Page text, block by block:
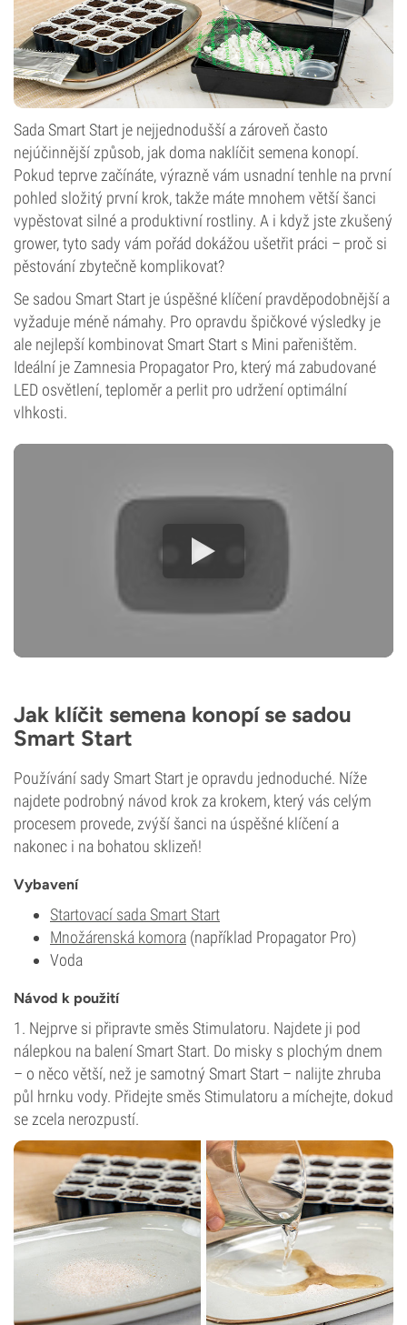
Sada Smart Start je nejjednodušší a zároveň často
nejúčinnější způsob, jak doma naklíčit semena konopí.
Pokud teprve začínáte, výrazně vám usnadní tenhle na první
pohled složitý první krok, takže máte mnohem větší šanci
vypěstovat silné a produktivní rostliny. A i když jste zkušený
grower, tyto sady vám pořád dokážou ušetřit práci – proč si
pěstování zbytečně komplikovat?
Se sadou Smart Start je úspěšné klíčení pravděpodobnější a
vyžaduje méně námahy. Pro opravdu špičkové výsledky je
ale nejlepší kombinovat Smart Start s Mini pařeništěm.
Ideální je Zamnesia Propagator Pro, který má zabudované
LED osvětlení, teploměr a perlit pro udržení optimální
vlhkosti.
Jak klíčit semena konopí se sadou
Smart Start
Používání sady Smart Start je opravdu jednoduché. Níže
najdete podrobný návod krok za krokem, který vás celým
procesem provede, zvýší šanci na úspěšné klíčení a
nakonec i na bohatou sklizeň!
Vybavení
Startovací sada Smart Start
Množárenská komora (například Propagator Pro)
Voda
Návod k použití
1. Nejprve si připravte směs Stimulatoru. Najdete ji pod
nálepkou na balení Smart Start. Do misky s plochým dnem
– o něco větší, než je samotný Smart Start – nalijte zhruba
půl hrnku vody. Přidejte směs Stimulatoru a míchejte, dokud
se zcela nerozpustí.